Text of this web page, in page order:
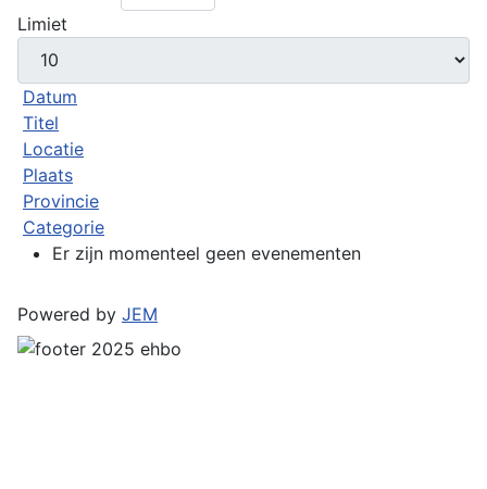
Limiet
Datum
Titel
Locatie
Plaats
Provincie
Categorie
Er zijn momenteel geen evenementen
Powered by JEM